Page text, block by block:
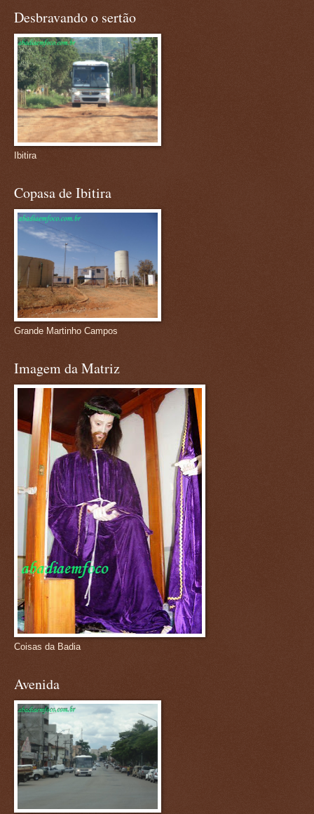
Desbravando o sertão
Ibitira
Copasa de Ibitira
Grande Martinho Campos
Imagem da Matriz
Coisas da Badia
Avenida